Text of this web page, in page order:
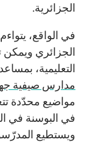
الجزائرية.
في الواقع،
الجزائري
التعليمية،
مدارس صيفية
مواضيع محدّدة
ويستطيع